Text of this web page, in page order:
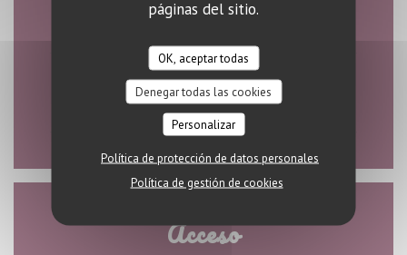
páginas del sitio.
OK, aceptar todas
Denegar todas las cookies
Personalizar
Política de protección de datos personales
Política de gestión de cookies
Domingo
Cerrado
Acceso